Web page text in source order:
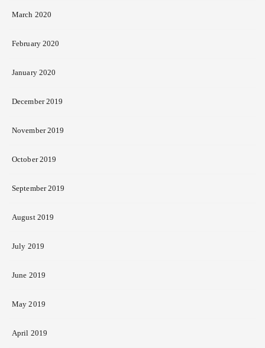
March 2020
February 2020
January 2020
December 2019
November 2019
October 2019
September 2019
August 2019
July 2019
June 2019
May 2019
April 2019